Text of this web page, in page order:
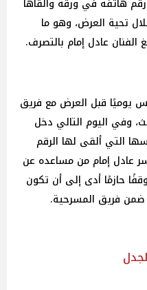
تحية العرض، وهو ما
الفنان عادل إمام بالتصرف.
يوميًا قبل العرض مع فريق
وفي اليوم التالي دخل
التي ألقى لها الرقم
عادل إمام من مساعده عن
حازمًا أدى إلى أن تكون
ضمن فريق المسرحية.